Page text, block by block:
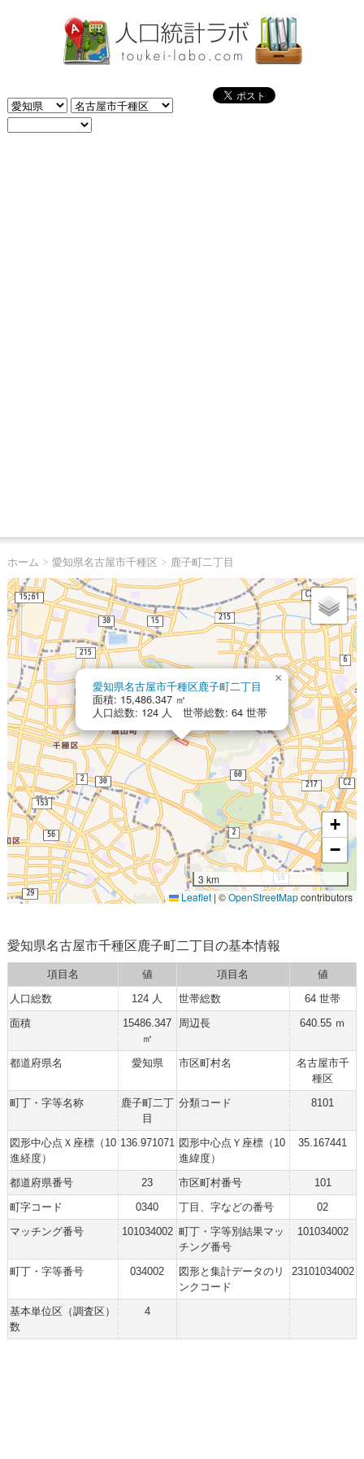
ホーム > 愛知県名古屋市千種区 > 鹿子町二丁目
愛知県名古屋市千種区鹿子町二丁目
面積: 15,486.347 ㎡
人口総数: 124 人 世帯総数: 64 世帯
×
+
−
3 km
Leaflet | ©OpenStreetMapcontributors
愛知県名古屋市千種区鹿子町二丁目の基本情報
項目名 値 項目名
値
人口総数
124 人 世帯総数
64 世帯
面積
15486.347
㎡
周辺長 640.55 ｍ
都道府県名 愛知県 市区町村名
名古屋市千
種区
町丁・字等名称
鹿子町二丁
目
分類コード 8101
図形中心点Ｘ座標（10
進経度）
136.971071 図形中心点Ｙ座標（10
進緯度）
35.167441
都道府県番号 23 市区町村番号
101
町字コード
0340 丁目、字などの番号
02
マッチング番号
101034002 町丁・字等別結果マッ
チング番号
101034002
町丁・字等番号 034002
図形と集計データのリ
ンクコード
23101034002
基本単位区（調査区）
数
4